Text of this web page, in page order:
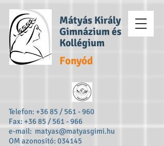
Mátyás Király
Gimnázium és
Kollégium
Fonyód
Telefon: +36 85 / 561 - 960
Fax: +36 85 / 561 - 966
e-mail: matyas@matyasgimi.hu
OM azonosító: 034145